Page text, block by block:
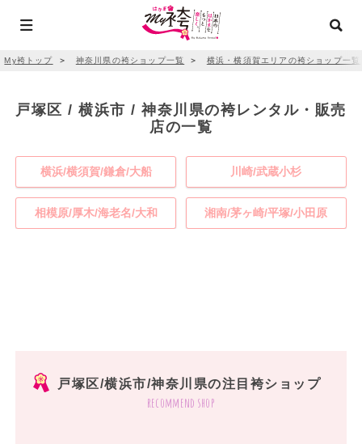
My袴トップ ＞ 神奈川県の袴ショップ一覧 ＞ 横浜・横須賀エリアの袴ショップ一覧
戸塚区 / 横浜市 / 神奈川県の袴レンタル・販売
店の一覧
横浜/横須賀/鎌倉/大船 川崎/武蔵小杉
相模原/厚木/海老名/大和 湘南/茅ヶ崎/平塚/小田原
戸塚区/横浜市/神奈川県の注目袴ショップ
recommend shop